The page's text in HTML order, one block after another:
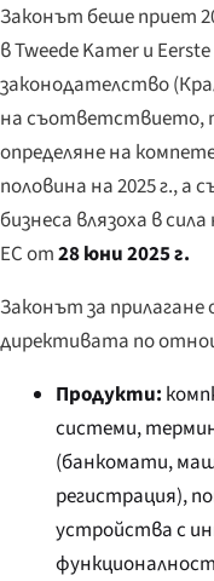
Законът беше приет
в Tweede Kamer и
законодателство
на съответствието,
определяне на
половина на 2025 г., а
бизнеса влязоха в
ЕС от28 юни 2025 г.
Законът за
директивата по
Продукти:
системи,
(банкомати,
регистрация),
устройства с